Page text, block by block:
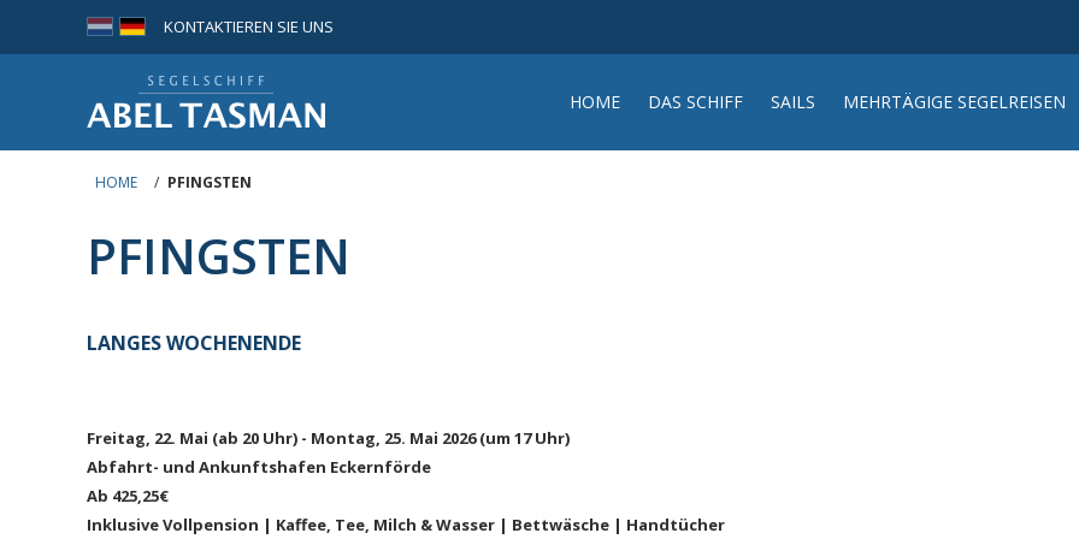
KONTAKTIEREN SIE UNS
HOME DAS SCHIFF SAILS MEHRTÄGIGE SEGELREISEN
HOME / PFINGSTEN
PFINGSTEN
LANGES WOCHENENDE
Freitag, 22. Mai (ab 20 Uhr) - Montag, 25. Mai 2026 (um 17 Uhr)
Abfahrt- und Ankunftshafen Eckernförde
Ab 425,25€
Inklusive Vollpension | Kaffee, Tee, Milch & Wasser | Bettwäsche | Handtücher